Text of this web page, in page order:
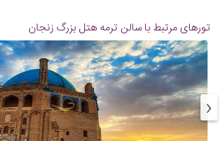
تورهای مرتبط با سالن ترمه هتل بزرگ زنجان
‹